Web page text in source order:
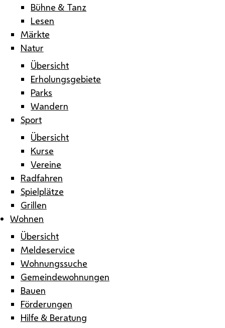
Bühne & Tanz
Lesen
Märkte
Natur
Übersicht
Erholungsgebiete
Parks
Wandern
Sport
Übersicht
Kurse
Vereine
Radfahren
Spielplätze
Grillen
Wohnen
Übersicht
Meldeservice
Wohnungssuche
Gemeindewohnungen
Bauen
Förderungen
Hilfe & Beratung